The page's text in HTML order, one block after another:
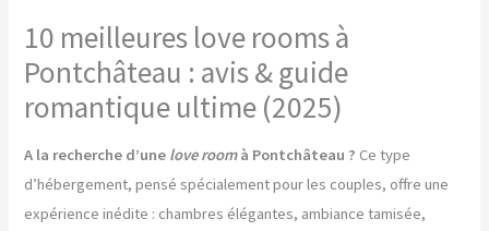
10 meilleures love rooms à
Pontchâteau : avis & guide
romantique ultime (2025)
A la recherche d’une love roomà Pontchâteau ? Ce type
d’hébergement, pensé spécialement pour les couples, offre une
expérience inédite : chambres élégantes, ambiance tamisée,